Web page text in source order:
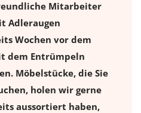
Mitarbeiter
Adleraugen
Wochen vor dem
dem Entrümpeln
Möbelstücke, die Sie
holen wir gerne
aussortiert haben,